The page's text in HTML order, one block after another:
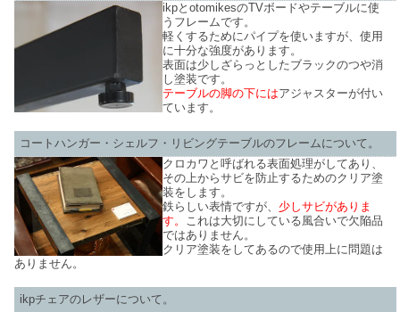
ikpとotomikesのTVボードやテーブルに使
うフレームです。
軽くするためにパイプを使いますが、使用
に十分な強度があります。
表面は少しざらっとしたブラックのつや消
し塗装です。
テーブルの脚の下にはアジャスターが付い
ています。
コートハンガー・シェルフ・リビングテーブルのフレームについて。
クロカワと呼ばれる表面処理がしてあり、
その上からサビを防止するためのクリア塗
装をします。
鉄らしい表情ですが、 少しサビがありま
す。 これは大切にしている風合いで欠陥品
ではありません。
クリア塗装をしてあるので使用上に問題は
ありません。
ikpチェアのレザーについて。